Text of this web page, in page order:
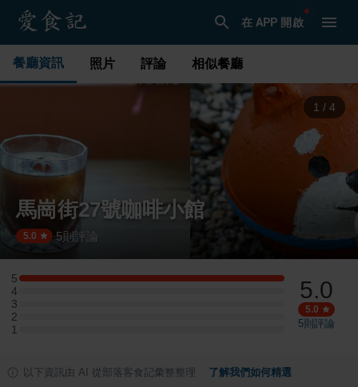
在 APP 開啟
餐廳資訊 照片 評論 相似餐廳
1 / 4
馬崗街27號咖啡小館
5.0 ·5則評論
5
5 星：2 則評論
4
4 星：0 則評論
3
3 星：0 則評論
2
2 星：0 則評論
1
1 星：0 則評論
5.0
5.0
5則評論
以下資訊由 AI 從部落客食記彙整整理 了解我們如何精選